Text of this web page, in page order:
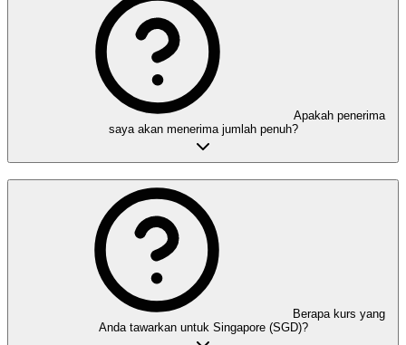
Apakah penerima
saya akan menerima jumlah penuh?
Berapa kurs yang
Anda tawarkan untuk Singapore (SGD)?